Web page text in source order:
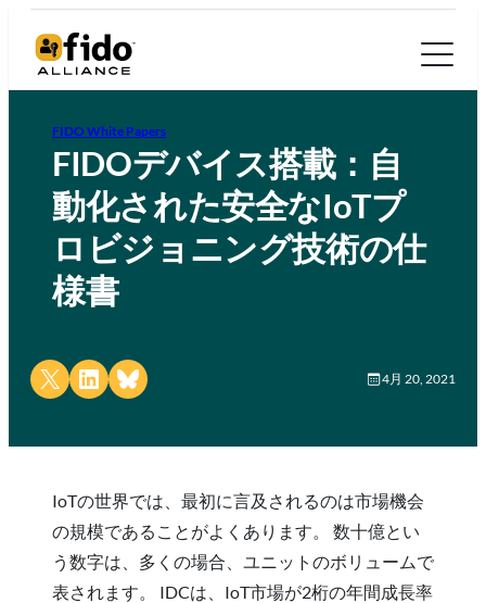
FIDO White Papers
FIDOデバイス搭載：自
動化された安全なIoTプ
ロビジョニング技術の仕
様書
Share on X Share on LinkedIn
Share on Bluesky 4月 20, 2021
IoTの世界では、最初に言及されるのは市場機会
の規模であることがよくあります。 数十億とい
う数字は、多くの場合、ユニットのボリュームで
表されます。 IDCは、IoT市場が2桁の年間成長率